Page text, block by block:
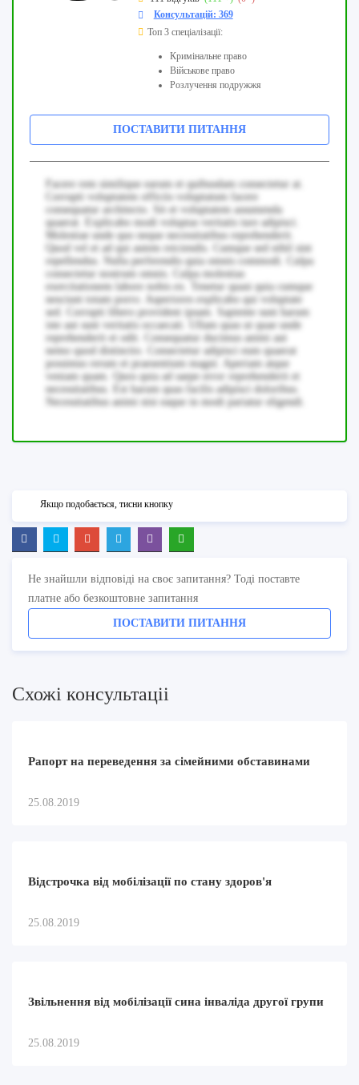
Консультацій: 369
Топ 3 спеціалізації:
Кримінальне право
Військове право
Розлучення подружжя
ПОСТАВИТИ ПИТАННЯ
Facere rem similique earum et quibusdam consectetur at.
Corrupti voluptatem officiis voluptatum facere
consequatur architecto. Sit et voluptatem assumenda
quaerat. Explicabo modi voluptas veritatis iure adipisci.
Molestiae unde quo neque necessitatibus reprehenderit.
Quod vel et ad qui autem reiciendis. Cumque sed nihil sint
repellendus. Nulla perferendis quia omnis commodi. Culpa
consectetur nostrum omnis. Culpa molestias
exercitationem labore nobis ex. Tenetur quasi quia cumque
nesciunt totam porro. Asperiores explicabo qui voluptate
sed. Corrupti libero provident ipsam. Sapiente sunt harum
iste aut sunt veritatis occaecati. Ullam quas ut quae unde
reprehenderit et odit. Consequatur ducimus animi aut
nemo quod distinctio. Consectetur adipisci eum quaerat
possimus rerum et praesentium magni. Aperiam atque
veniam quam. Quos quia ad saepe error reprehenderit et
necessitatibus. Est harum quas facilis adipisci doloribus.
Necessitatibus animi nisi eaque in modi pariatur eligendi.
Якщо подобається, тисни кнопку
Не знайшли відповіді на своє запитання? Тоді поставте
платне або безкоштовне запитання
ПОСТАВИТИ ПИТАННЯ
Схожi консультацii
Рапорт на переведення за сімейними обставинами
25.08.2019
Відстрочка від мобілізації по стану здоров'я
25.08.2019
Звільнення від мобілізації сина інваліда другої групи
25.08.2019